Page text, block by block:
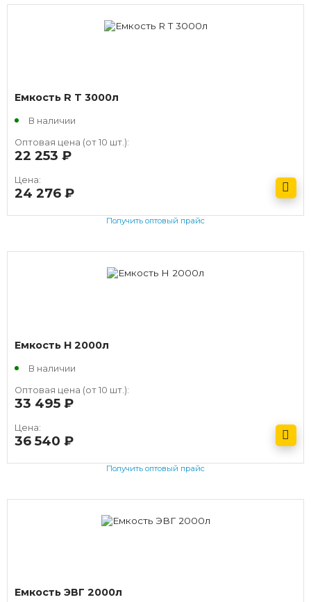
Емкость R T 3000л
В наличии
Оптовая цена (от 10 шт.):
22 253
Цена:
24 276
Получить оптовый прайс
Емкость H 2000л
В наличии
Оптовая цена (от 10 шт.):
33 495
Цена:
36 540
Получить оптовый прайс
Емкость ЭВГ 2000л